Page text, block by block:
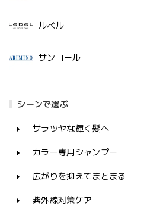
ルベル
サンコール
シーンで選ぶ
サラツヤな輝く髪へ
カラー専用シャンプー
広がりを抑えてまとまる
紫外線対策ケア